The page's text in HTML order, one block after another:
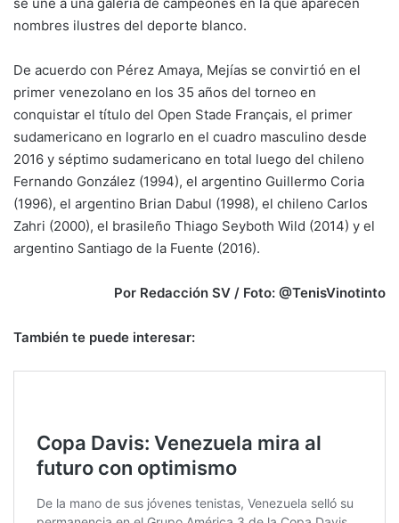
nombres ilustres del deporte blanco.
De acuerdo con Pérez Amaya, Mejías se convirtió en el
primer venezolano en los 35 años del torneo en
conquistar el título del Open Stade Français, el primer
sudamericano en lograrlo en el cuadro masculino desde
2016 y séptimo sudamericano en total luego del chileno
Fernando González (1994), el argentino Guillermo Coria
(1996), el argentino Brian Dabul (1998), el chileno Carlos
Zahri (2000), el brasileño Thiago Seyboth Wild (2014) y el
argentino Santiago de la Fuente (2016).
Por Redacción SV / Foto: @TenisVinotinto
También te puede interesar: